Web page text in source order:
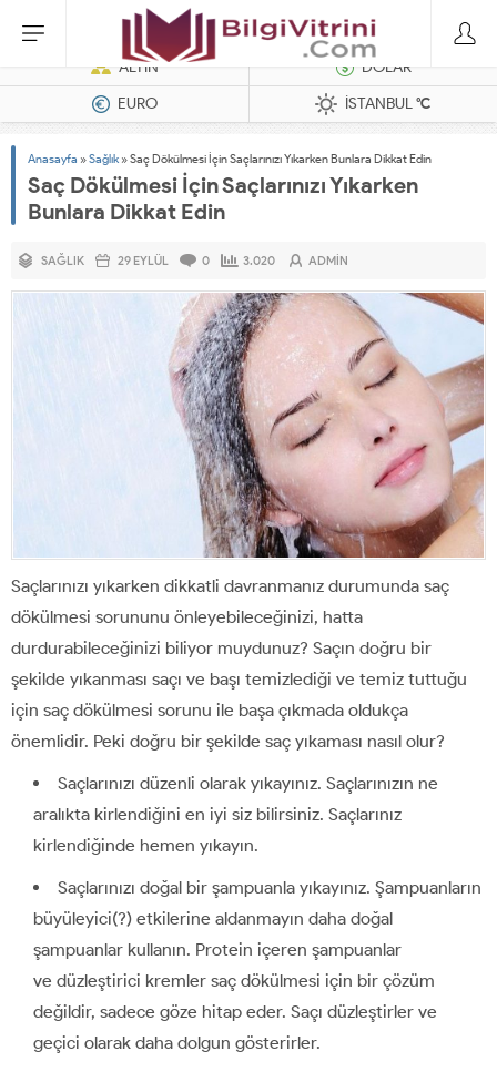
Dizel Jeneratörler
ALTIN
DOLAR
EURO
İSTANBUL°C
Anasayfa »Sağlık »Saç Dökülmesi İçin Saçlarınızı Yıkarken Bunlara Dikkat Edin
Saç Dökülmesi İçin Saçlarınızı Yıkarken
Bunlara Dikkat Edin
SAĞLIK 29 EYLÜL 0 3.020 ADMIN
Saçlarınızı yıkarken dikkatli davranmanız durumunda saç
dökülmesi sorununu önleyebileceğinizi, hatta
durdurabileceğinizi biliyor muydunuz? Saçın doğru bir
şekilde yıkanması saçı ve başı temizlediği ve temiz tuttuğu
için saç dökülmesi sorunu ile başa çıkmada oldukça
önemlidir. Peki doğru bir şekilde saç yıkaması nasıl olur?
Saçlarınızı düzenli olarak yıkayınız. Saçlarınızın ne
aralıkta kirlendiğini en iyi siz bilirsiniz. Saçlarınız
kirlendiğinde hemen yıkayın.
Saçlarınızı doğal bir şampuanla yıkayınız. Şampuanların
büyüleyici(?) etkilerine aldanmayın daha doğal
şampuanlar kullanın. Protein içeren şampuanlar
ve düzleştirici kremler saç dökülmesi için bir çözüm
değildir, sadece göze hitap eder. Saçı düzleştirler ve
geçici olarak daha dolgun gösterirler.